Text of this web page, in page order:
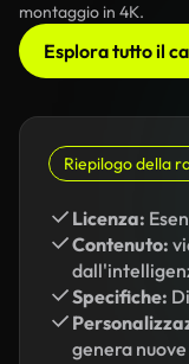
montaggio in 4K.
Esplora tutto il
Riepilogo della
Licenza:
Contenuto:
Specifiche:
genera